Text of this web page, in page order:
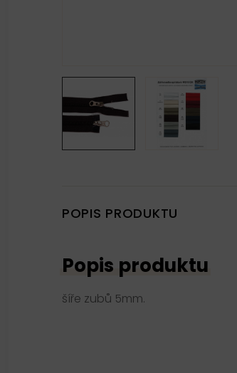
POPIS PRODUKTU
Popis produktu
šíře zubů 5mm.